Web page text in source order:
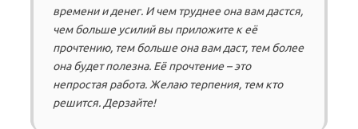
времени и денег. И чем труднее она вам дастся,
чем больше усилий вы приложите к её
прочтению, тем больше она вам даст, тем более
она будет полезна. Её прочтение – это
непростая работа. Желаю терпения, тем кто
решится. Дерзайте!